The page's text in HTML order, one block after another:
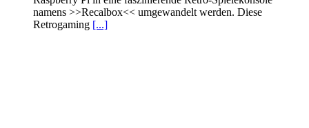
namens >>Recalbox<< umgewandelt werden. Diese
Retrogaming [...]